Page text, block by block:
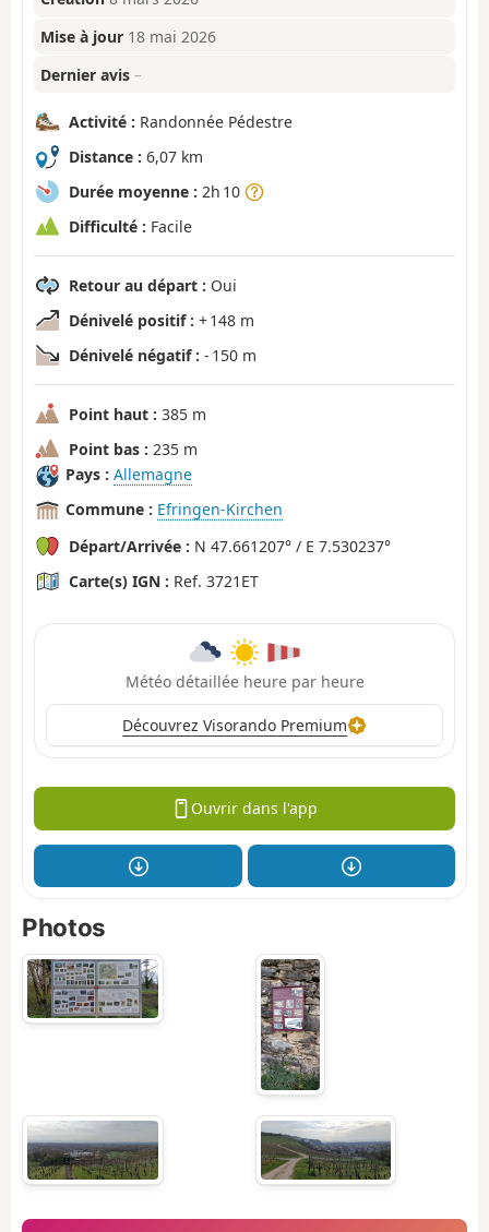
Mise à jour 18 mai 2026
Dernier avis –
Activité : Randonnée Pédestre
Distance : 6,07 km
Durée moyenne : 2h 10
Difficulté : Facile
Retour au départ : Oui
Dénivelé positif : + 148 m
Dénivelé négatif : - 150 m
Point haut : 385 m
Point bas : 235 m
Pays : Allemagne
Commune : Efringen-Kirchen
Départ/Arrivée : N 47.661207° / E 7.530237°
Carte(s) IGN : Ref. 3721ET
Météo détaillée heure par heure
Découvrez Visorando Premium
Ouvrir dans l'app
Photos